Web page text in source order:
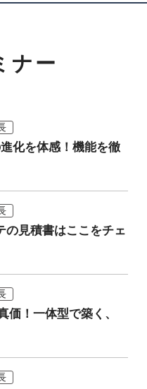
ナー
化を体感！機能を徹
の見積書はここをチェ
！一体型で築く、